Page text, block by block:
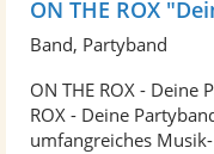
ON THE ROX
Band, Partyband
ON THE ROX - Deine
ROX - Deine
umfangreiches